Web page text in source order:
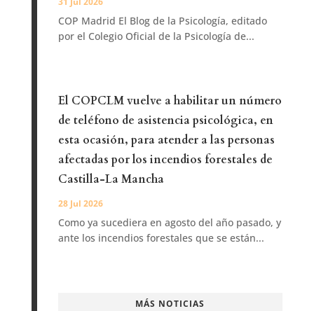
COP Madrid El Blog de la Psicología, editado
por el Colegio Oficial de la Psicología de...
El COPCLM vuelve a habilitar un número
de teléfono de asistencia psicológica, en
esta ocasión, para atender a las personas
afectadas por los incendios forestales de
Castilla-La Mancha
28 Jul 2026
Como ya sucediera en agosto del año pasado, y
ante los incendios forestales que se están...
MÁS NOTICIAS